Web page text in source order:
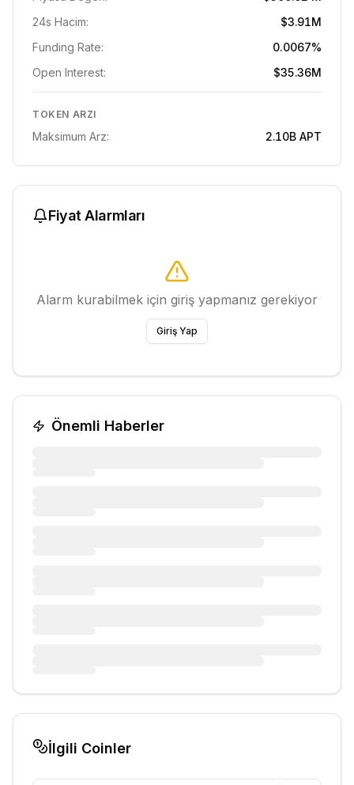
24s Hacim:
$3.91M
Funding Rate:
0.0067%
Open Interest:
$35.36M
TOKEN ARZI
Maksimum Arz: 2.10B APT
Fiyat Alarmları
Alarm kurabilmek için giriş yapmanız gerekiyor
Giriş Yap
Önemli Haberler
İlgili Coinler